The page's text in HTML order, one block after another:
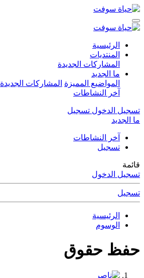
الرئيسية
المنتديات
المشاركات الجديدة
ما الجديد
المواضيع المميزة المشاركات الجديدة
آخر النشاطات
تسجيل الدخول تسجيل
ما الجديد
آخر النشاطات
تسجيل
قائمة
تسجيل الدخول
تسجيل
الرئيسية
الوسوم
حفظ حقوق